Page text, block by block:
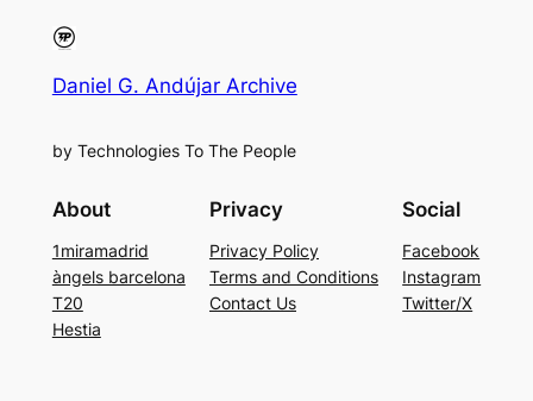
Daniel G. Andújar Archive
by Technologies To The People
About
1miramadrid
àngels barcelona
T20
Hestia
Privacy
Privacy Policy
Terms and Conditions
Contact Us
Social
Facebook
Instagram
Twitter/X